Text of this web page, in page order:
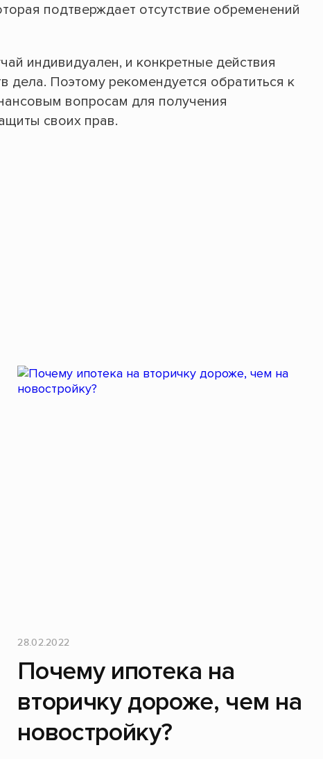
подтверждает отсутствие обременений
индивидуален, и конкретные действия
дела. Поэтому рекомендуется обратиться к
вопросам для получения
своих прав.
28.02.2022
Почему ипотека на
вторичку дороже, чем на
новостройку?